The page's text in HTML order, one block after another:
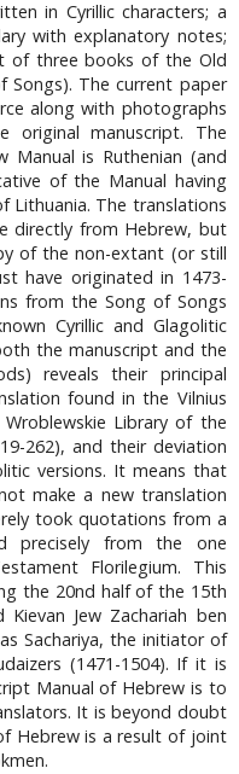
in Cyrillic characters; a
with explanatory notes;
of three books of the Old
Songs). The current paper
along with photographs
original manuscript. The
Manual is Ruthenian (and
of the Manual having
Lithuania. The translations
directly from Hebrew, but
of the non-extant (or still
have originated in 1473-
from the Song of Songs
Cyrillic and Glagolitic
the manuscript and the
reveals their principal
found in the Vilnius
Library of the
262), and their deviation
versions. It means that
make a new translation
took quotations from a
precisely from the one
Florilegium. This
the 20nd half of the 15th
Jew Zachariah ben
Sachariya, the initiator of
(1471-1504). If it is
Manual of Hebrew is to
It is beyond doubt
Hebrew is a result of joint